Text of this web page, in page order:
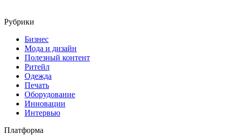
Рубрики
Бизнес
Мода и дизайн
Полезный контент
Ритейл
Одежда
Печать
Оборудование
Инновации
Интервью
Платформа